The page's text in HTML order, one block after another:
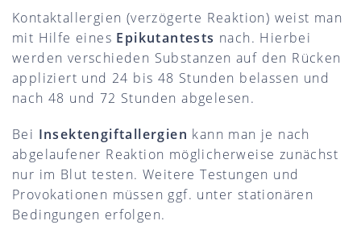
Kontaktallergien (verzögerte Reaktion) weist man
mit Hilfe eines Epikutantests nach. Hierbei
werden verschieden Substanzen auf den Rücken
appliziert und 24 bis 48 Stunden belassen und
nach 48 und 72 Stunden abgelesen.
Bei Insektengiftallergien kann man je nach
abgelaufener Reaktion möglicherweise zunächst
nur im Blut testen. Weitere Testungen und
Provokationen müssen ggf. unter stationären
Bedingungen erfolgen.